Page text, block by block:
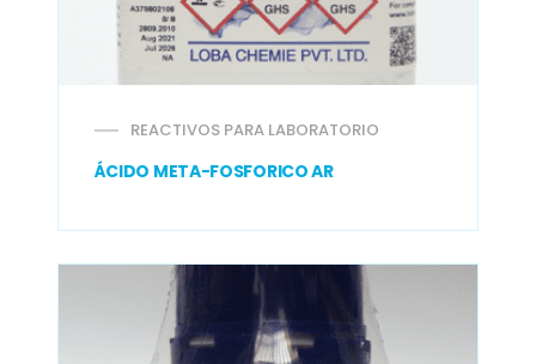
REACTIVOS PARA LABORATORIO
ÁCIDO META-FOSFORICO AR